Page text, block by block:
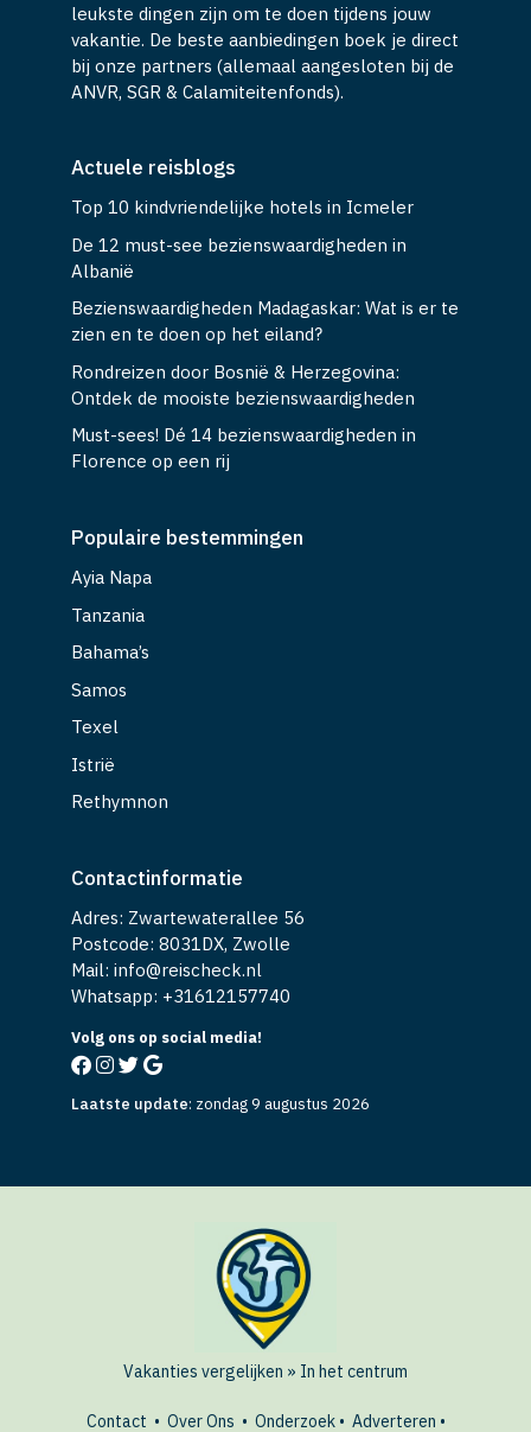
leukste dingen zijn om te doen tijdens jouw
vakantie. De beste aanbiedingen boek je direct
bij onze partners (allemaal aangesloten bij de
ANVR, SGR & Calamiteitenfonds).
Actuele reisblogs
Top 10 kindvriendelijke hotels in Icmeler
De 12 must-see bezienswaardigheden in
Albanië
Bezienswaardigheden Madagaskar: Wat is er te
zien en te doen op het eiland?
Rondreizen door Bosnië & Herzegovina:
Ontdek de mooiste bezienswaardigheden
Must-sees! Dé 14 bezienswaardigheden in
Florence op een rij
Populaire bestemmingen
Ayia Napa
Tanzania
Bahama’s
Samos
Texel
Istrië
Rethymnon
Contactinformatie
Adres: Zwartewaterallee 56
Postcode: 8031DX, Zwolle
Mail: info@reischeck.nl
Whatsapp: +31612157740
Volg ons op social media!
Laatste update: zondag 9 augustus 2026
Vakanties vergelijken » In het centrum
Contact • Over Ons • Onderzoek• Adverteren •